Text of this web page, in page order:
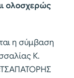
ολοσχερώς
η σύμβαση
Κ.